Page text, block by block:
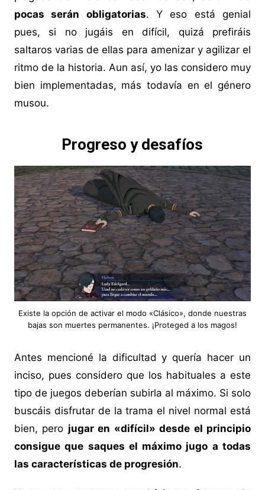
pocas serán obligatorias. Y eso está genial
pues, si no jugáis en difícil, quizá prefiráis
saltaros varias de ellas para amenizar y agilizar el
ritmo de la historia. Aun así, yo las considero muy
bien implementadas, más todavía en el género
musou.
Progreso y desafíos
Existe la opción de activar el modo «Clásico», donde nuestras
bajas son muertes permanentes. ¡Proteged a los magos!
Antes mencioné la dificultad y quería hacer un
inciso, pues considero que los habituales a este
tipo de juegos deberían subirla al máximo. Si solo
buscáis disfrutar de la trama el nivel normal está
bien, pero jugar en «difícil» desde el principio
consigue que saques el máximo jugo a todas
las características de progresión.